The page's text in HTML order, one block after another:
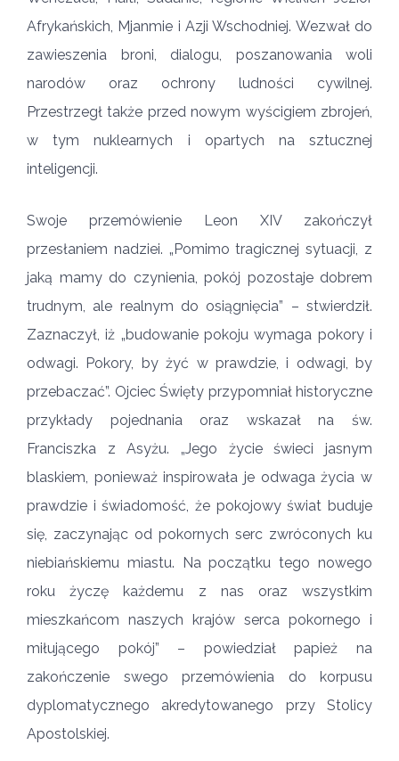
Afrykańskich, Mjanmie i Azji Wschodniej. Wezwał do
zawieszenia broni, dialogu, poszanowania woli
narodów oraz ochrony ludności cywilnej.
Przestrzegł także przed nowym wyścigiem zbrojeń,
w tym nuklearnych i opartych na sztucznej
inteligencji.
Swoje przemówienie Leon XIV zakończył
przesłaniem nadziei. „Pomimo tragicznej sytuacji, z
jaką mamy do czynienia, pokój pozostaje dobrem
trudnym, ale realnym do osiągnięcia” – stwierdził.
Zaznaczył, iż „budowanie pokoju wymaga pokory i
odwagi. Pokory, by żyć w prawdzie, i odwagi, by
przebaczać”. Ojciec Święty przypomniał historyczne
przykłady pojednania oraz wskazał na św.
Franciszka z Asyżu. „Jego życie świeci jasnym
blaskiem, ponieważ inspirowała je odwaga życia w
prawdzie i świadomość, że pokojowy świat buduje
się, zaczynając od pokornych serc zwróconych ku
niebiańskiemu miastu. Na początku tego nowego
roku życzę każdemu z nas oraz wszystkim
mieszkańcom naszych krajów serca pokornego i
miłującego pokój” – powiedział papież na
zakończenie swego przemówienia do korpusu
dyplomatycznego akredytowanego przy Stolicy
Apostolskiej.